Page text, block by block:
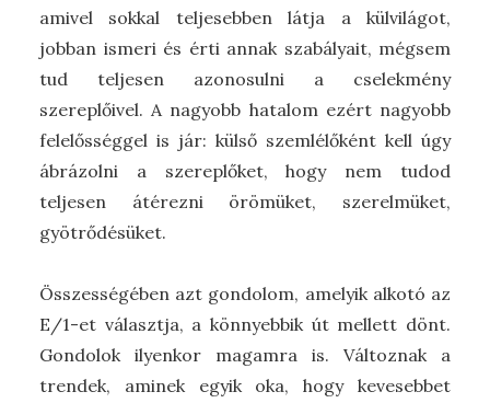
amivel sokkal teljesebben látja a külvilágot,
jobban ismeri és érti annak szabályait, mégsem
tud teljesen azonosulni a cselekmény
szereplőivel. A nagyobb hatalom ezért nagyobb
felelősséggel is jár: külső szemlélőként kell úgy
ábrázolni a szereplőket, hogy nem tudod
teljesen átérezni örömüket, szerelmüket,
gyötrődésüket.
Összességében azt gondolom, amelyik alkotó az
E/1-et választja, a könnyebbik út mellett dönt.
Gondolok ilyenkor magamra is. Változnak a
trendek, aminek egyik oka, hogy kevesebbet